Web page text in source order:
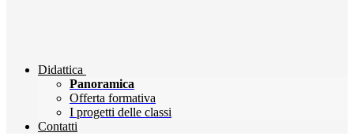
Didattica
Panoramica
Offerta formativa
I progetti delle classi
Contatti